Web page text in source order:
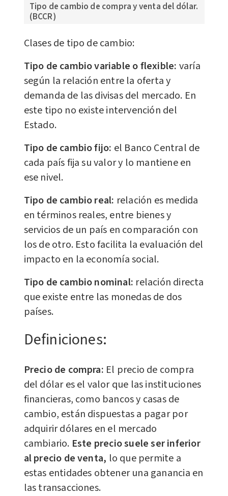
Tipo de cambio de compra y venta del dólar.
(BCCR)
Clases de tipo de cambio:
Tipo de cambio variable o flexible: varía
según la relación entre la oferta y
demanda de las divisas del mercado. En
este tipo no existe intervención del
Estado.
Tipo de cambio fijo: el Banco Central de
cada país fija su valor y lo mantiene en
ese nivel.
Tipo de cambio real: relación es medida
en términos reales, entre bienes y
servicios de un país en comparación con
los de otro. Esto facilita la evaluación del
impacto en la economía social.
Tipo de cambio nominal: relación directa
que existe entre las monedas de dos
países.
Definiciones:
Precio de compra: El precio de compra
del dólar es el valor que las instituciones
financieras, como bancos y casas de
cambio, están dispuestas a pagar por
adquirir dólares en el mercado
cambiario. Este precio suele ser inferior
al precio de venta, lo que permite a
estas entidades obtener una ganancia en
las transacciones.